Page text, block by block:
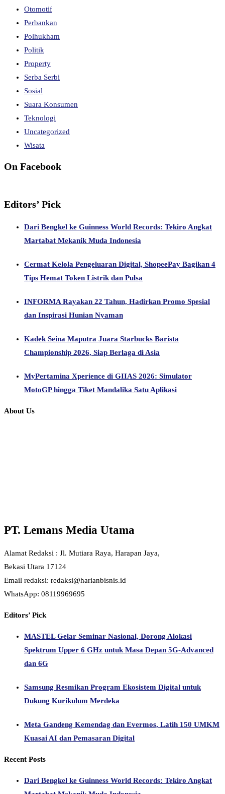
Otomotif
Perbankan
Polhukham
Politik
Property
Serba Serbi
Sosial
Suara Konsumen
Teknologi
Uncategorized
Wisata
On Facebook
Editors’ Pick
Dari Bengkel ke Guinness World Records: Tekiro Angkat
Martabat Mekanik Muda Indonesia
Cermat Kelola Pengeluaran Digital, ShopeePay Bagikan 4
Tips Hemat Token Listrik dan Pulsa
INFORMA Rayakan 22 Tahun, Hadirkan Promo Spesial
dan Inspirasi Hunian Nyaman
Kadek Seina Maputra Juara Starbucks Barista
Championship 2026, Siap Berlaga di Asia
MyPertamina Xperience di GIIAS 2026: Simulator
MotoGP hingga Tiket Mandalika Satu Aplikasi
About Us
PT. Lemans Media Utama
Alamat Redaksi : Jl. Mutiara Raya, Harapan Jaya,
Bekasi Utara 17124
Email redaksi: redaksi@harianbisnis.id
WhatsApp: 08119969695
Editors’ Pick
MASTEL Gelar Seminar Nasional, Dorong Alokasi
Spektrum Upper 6 GHz untuk Masa Depan 5G-Advanced
dan 6G
Samsung Resmikan Program Ekosistem Digital untuk
Dukung Kurikulum Merdeka
Meta Gandeng Kemendag dan Evermos, Latih 150 UMKM
Kuasai AI dan Pemasaran Digital
Recent Posts
Dari Bengkel ke Guinness World Records: Tekiro Angkat